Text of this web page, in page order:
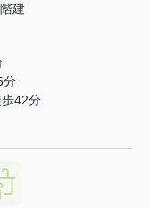
建
分
歩42分